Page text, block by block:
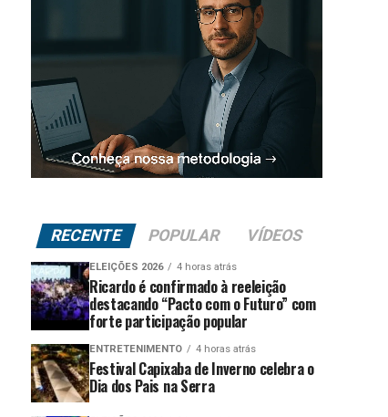
RECENTE POPULAR VÍDEOS
ELEIÇÕES 2026 4 horas atrás
Ricardo é confirmado à reeleição
destacando “Pacto com o Futuro” com
forte participação popular
ENTRETENIMENTO 4 horas atrás
Festival Capixaba de Inverno celebra o
Dia dos Pais na Serra